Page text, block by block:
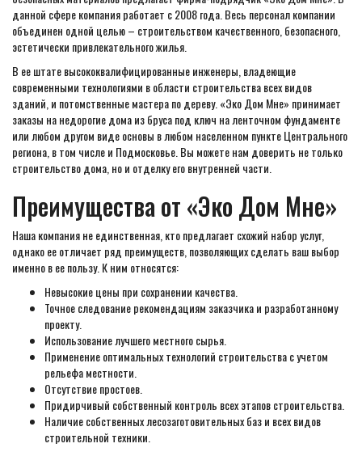
данной сфере компания работает с 2008 года. Весь персонал компании
объединен одной целью – строительством качественного, безопасного,
эстетически привлекательного жилья.
В ее штате высококвалифицированные инженеры, владеющие
современными технологиями в области строительства всех видов
зданий, и потомственные мастера по дереву. «Эко Дом Мне» принимает
заказы на недорогие дома из бруса под ключ на ленточном фундаменте
или любом другом виде основы в любом населенном пункте Центрального
региона, в том числе и Подмосковье. Вы можете нам доверить не только
строительство дома, но и отделку его внутренней части.
Преимущества от «Эко Дом Мне»
Наша компания не единственная, кто предлагает схожий набор услуг,
однако ее отличает ряд преимуществ, позволяющих сделать ваш выбор
именно в ее пользу. К ним относятся:
Невысокие цены при сохранении качества.
Точное следование рекомендациям заказчика и разработанному
проекту.
Использование лучшего местного сырья.
Применение оптимальных технологий строительства с учетом
рельефа местности.
Отсутствие простоев.
Придирчивый собственный контроль всех этапов строительства.
Наличие собственных лесозаготовительных баз и всех видов
строительной техники.